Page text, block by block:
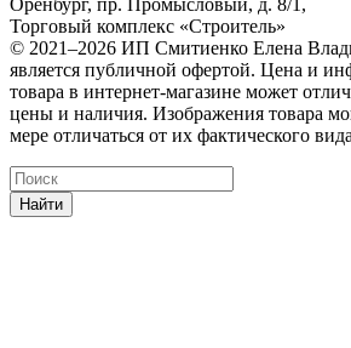
Торговый комплекс «Строитель»
© 2021–2026 ИП Смитиенко Елена
является публичной офертой. Цена и
товара в интернет-магазине может
цены и наличия. Изображения товара
мере отличаться от их фактического
Найти